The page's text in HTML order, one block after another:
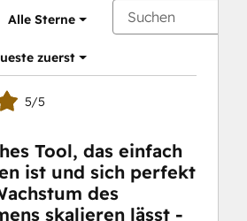
Alle Sterne
zuerst
5/5
Tool, das einfach
ist und sich perfekt
des
skalieren lässt -